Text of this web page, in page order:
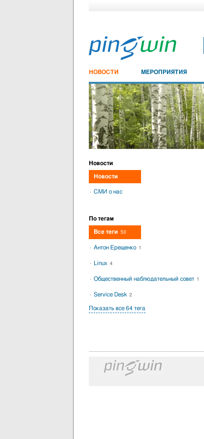
НОВОСТИ МЕРОПРИЯТИЯ
Новости
Новости
СМИ о нас
По тегам
Все теги 50
Антон Ерещенко 1
Linux 4
Общественный наблюдательный совет 1
Service Desk 2
Показать все 64 тега